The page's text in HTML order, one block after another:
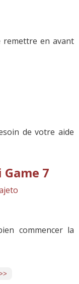
remettre en avant
de votre aide
7
commencer la